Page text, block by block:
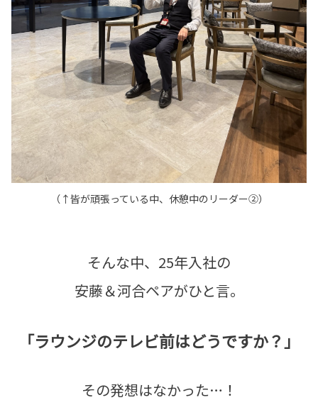
（↑皆が頑張っている中、休憩中のリーダー②）
そんな中、25年入社の
安藤＆河合ペアがひと言。
「ラウンジのテレビ前はどうですか？」
その発想はなかった…！